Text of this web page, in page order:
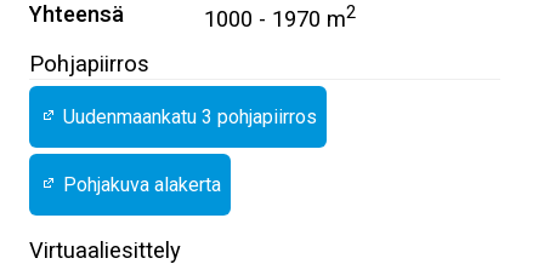
Yhteensä 1000 - 1970 m2
Pohjapiirros
Uudenmaankatu 3 pohjapiirros
Pohjakuva alakerta
Virtuaaliesittely